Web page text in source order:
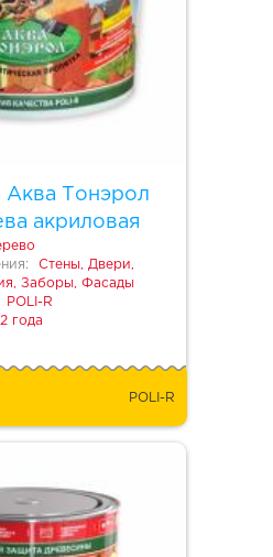
Аква Тонэрол
акриловая
Стены, Двери,
Заборы, Фасады
POLI-R
2 года
POLI-R